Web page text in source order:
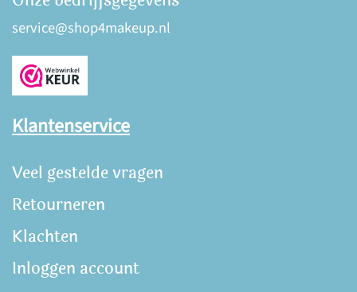
service@shop4makeup.nl
Klantenservice
Veel gestelde vragen
Retourneren
Klachten
Inloggen account